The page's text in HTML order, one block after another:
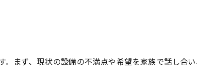
に気付くための水回りリフォーム知識
りリフォームのポイント
まず、現状の設備の不満点や希望を家族で話し合